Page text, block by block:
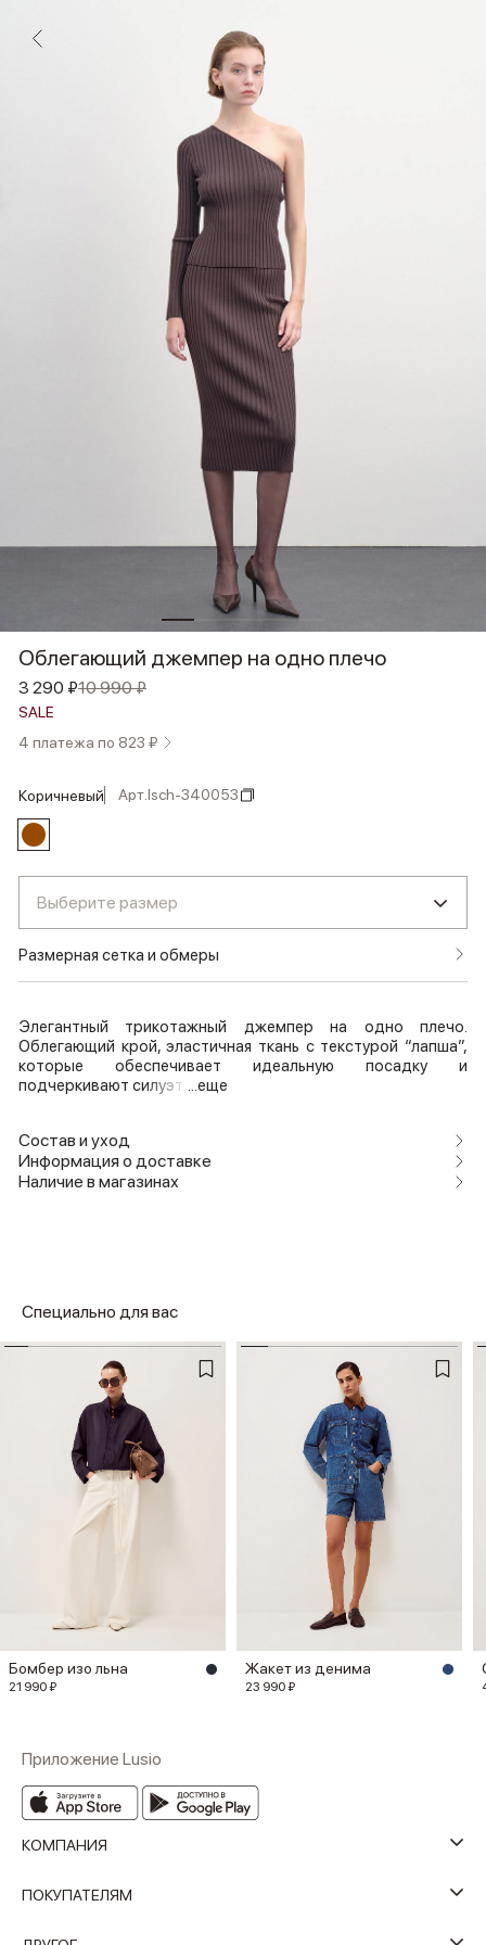
Облегающий джемпер на одно плечо
3 290 ₽10 990 ₽
SALE
4 платежа по 823 ₽
коричневый Арт.lsch-340053
Выберите размер
Размерная сетка и обмеры
Элегантный трикотажный джемпер на одно плечо.
Облегающий крой, эластичная ткань с текстурой “лапша”,
которые обеспечивает идеальную посадку и
подчеркивают силуэт. ...еще
Состав и уход
Информация о доставке
Наличие в магазинах
Специально для вас
Бомбер изо льна
21 990 ₽
Жакет из денима
23 990 ₽
Приложение Lusio
КОМПАНИЯ
ПОКУПАТЕЛЯМ